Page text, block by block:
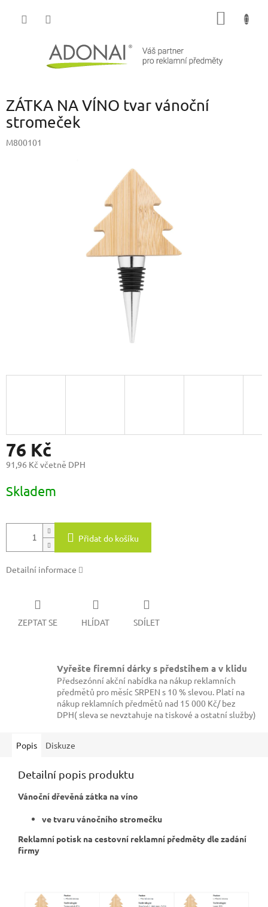
ZÁTKA NA VÍNO tvar vánoční
stromeček
M800101
76 Kč
91,96 Kč včetně DPH
cena:
Skladem
Přidat do košíku
Detailní informace
ZEPTAT SE HLÍDAT SDÍLET
Vyřešte firemní dárky s předstihem a v klidu
Předsezónní akční nabídka na nákup reklamních
předmětů pro měsíc SRPEN s 10 % slevou. Platí na
nákup reklamních předmětů nad 15 000 Kč/ bez
DPH( sleva se nevztahuje na tiskové a ostatní služby)
Popis Diskuze
Detailní popis produktu
Vánoční dřevěná zátka na víno
ve tvaru vánočního stromečku
Reklamní potisk na cestovní reklamní předměty dle zadání
firmy